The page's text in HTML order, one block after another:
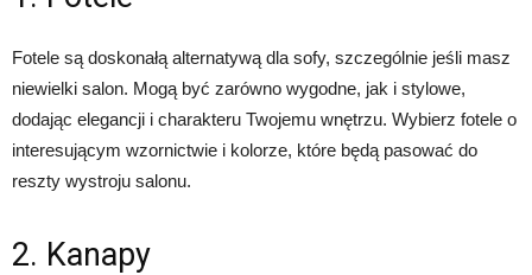
Fotele są doskonałą alternatywą dla sofy, szczególnie jeśli masz
niewielki salon. Mogą być zarówno wygodne, jak i stylowe,
dodając elegancji i charakteru Twojemu wnętrzu. Wybierz fotele o
interesującym wzornictwie i kolorze, które będą pasować do
reszty wystroju salonu.
2. Kanapy